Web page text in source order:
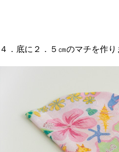
４．底に２．５㎝のマチを作り